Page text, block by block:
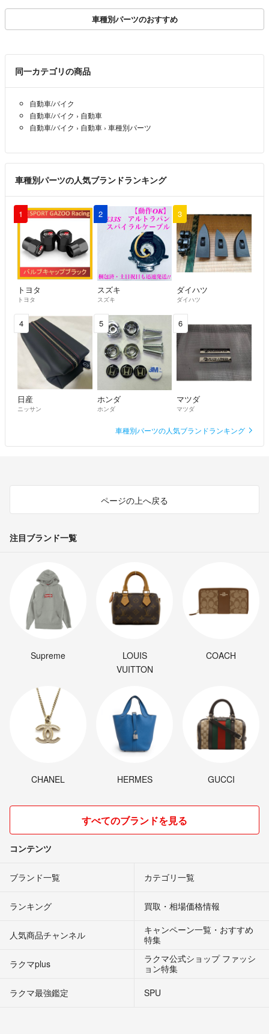
車種別パーツのおすすめ
同一カテゴリの商品
自動車/バイク
自動車/バイク › 自動車
自動車/バイク › 自動車 › 車種別パーツ
車種別パーツの人気ブランドランキング
1
トヨタ
トヨタ
2
スズキ
スズキ
3
ダイハツ
ダイハツ
4
日産
ニッサン
5
ホンダ
ホンダ
6
マツダ
マツダ
車種別パーツの人気ブランドランキング
ページの上へ戻る
注目ブランド一覧
Supreme
LOUIS
VUITTON
COACH
CHANEL HERMES GUCCI
すべてのブランドを見る
コンテンツ
ブランド一覧 カテゴリ一覧
ランキング 買取・相場価格情報
人気商品チャンネル
キャンペーン一覧・おすすめ
特集
ラクマplus
ラクマ公式ショップ ファッシ
ョン特集
ラクマ最強鑑定
SPU